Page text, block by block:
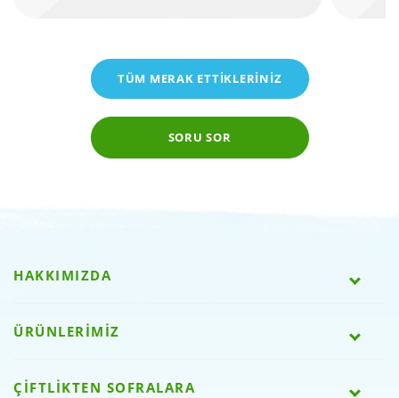
TÜM MERAK ETTİKLERİNİZ
SORU SOR
HAKKIMIZDA
ÜRÜNLERİMİZ
ÇİFTLİKTEN SOFRALARA